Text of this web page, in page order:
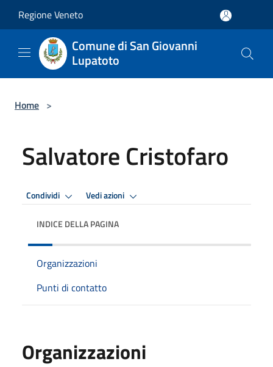
Regione Veneto
Comune di San Giovanni
Lupatoto
Home >
Salvatore Cristofaro
Condividi Vedi azioni
INDICE DELLA PAGINA
Organizzazioni
Punti di contatto
Organizzazioni